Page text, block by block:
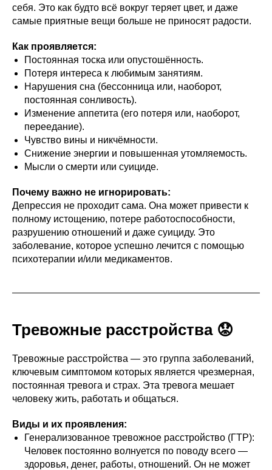
себя. Это как будто всё вокруг теряет цвет, и даже
самые приятные вещи больше не приносят радости.
Как проявляется:
Постоянная тоска или опустошённость.
Потеря интереса к любимым занятиям.
Нарушения сна (бессонница или, наоборот,
постоянная сонливость).
Изменение аппетита (его потеря или, наоборот,
переедание).
Чувство вины и никчёмности.
Снижение энергии и повышенная утомляемость.
Мысли о смерти или суициде.
Почему важно не игнорировать:
Депрессия не проходит сама. Она может привести к
полному истощению, потере работоспособности,
разрушению отношений и даже суициду. Это
заболевание, которое успешно лечится с помощью
психотерапии и/или медикаментов.
Тревожные расстройства 😟
Тревожные расстройства — это группа заболеваний,
ключевым симптомом которых является чрезмерная,
постоянная тревога и страх. Эта тревога мешает
человеку жить, работать и общаться.
Виды и их проявления:
Генерализованное тревожное расстройство (ГТР):
Человек постоянно волнуется по поводу всего —
здоровья, денег, работы, отношений. Он не может